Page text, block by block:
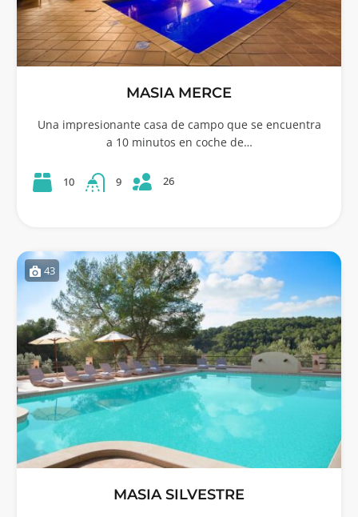
MASIA MERCE
Una impresionante casa de campo que se encuentra
a 10 minutos en coche de…
10 9 26
43
MASIA SILVESTRE